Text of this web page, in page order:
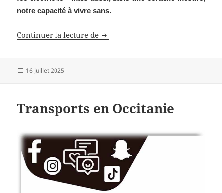
notre capacité à vivre sans.
Continuer la lecture de Quand la fée électricité part en
Publié
16 juillet 2025
Transports en Occitanie